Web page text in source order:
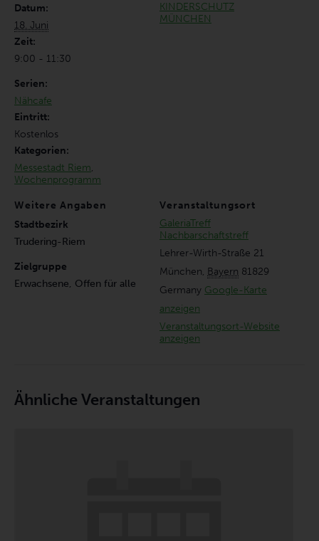
Datum:
18. Juni
Zeit:
9:00 - 11:30
Serien:
Nähcafe
Eintritt:
Kostenlos
Kategorien:
Messestadt Riem,
Wochenprogramm
Veranstaltungsort
GaleriaTreff
Nachbarschaftstreff
Lehrer-Wirth-Straße 21
München, Bayern 81829
Germany Google-Karte
anzeigen
Veranstaltungsort-Website
anzeigen
KINDERSCHUTZ
MÜNCHEN
Weitere Angaben
Stadtbezirk
Trudering-Riem
Zielgruppe
Erwachsene, Offen für alle
Ähnliche Veranstaltungen